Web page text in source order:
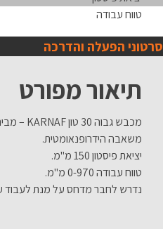
טווח עבודה
סרטוני הפעלה והדרכה
תיאור מפורט
מכבש גבוה 30 טון KARNAF – מבית לוירון.
משאבה הידרופנאומטית.
יציאת פיסטון 150 מ"מ.
טווח עבודה 0-970 מ"מ.
נדרש לחבר מדחס על מנת